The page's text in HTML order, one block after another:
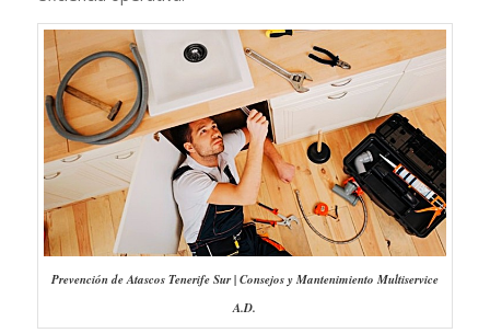
Prevención de Atascos Tenerife Sur | Consejos y Mantenimiento Multiservice
A.D.